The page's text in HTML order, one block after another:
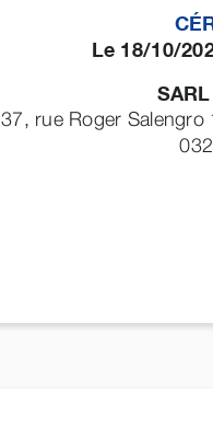
Le 18/10/
37, rue Roger Salengro